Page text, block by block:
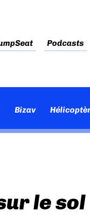
Podcasts
Bizav
le sol